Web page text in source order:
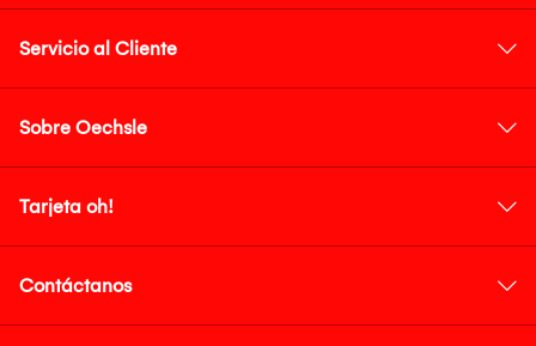
Servicio al Cliente
Sobre Oechsle
Tarjeta oh!
Contáctanos